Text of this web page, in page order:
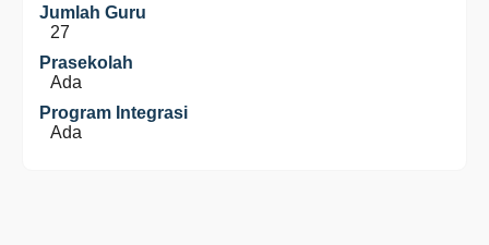
Jumlah Guru
27
Prasekolah
Ada
Program Integrasi
Ada